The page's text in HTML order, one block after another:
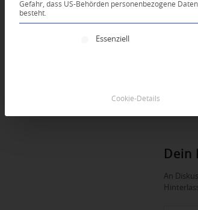
Dein
An
Gefahr, dass US-Behörden personenbezogene
besteht.
Es folgt eine Liste der Service-
Essenziell
Cookie-Details